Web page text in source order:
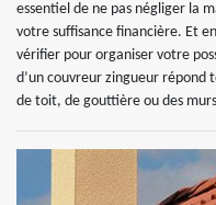
essentiel de ne pas négliger la
votre suffisance financière. Et
vérifier pour organiser votre
d’un couvreur zingueur
de toit, de gouttière ou des